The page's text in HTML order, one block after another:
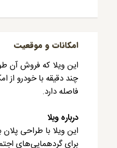
امکانات و موقعیت
چند دقیقه با خودرو از
فاصله دارد.
درباره ویلا
این ویلا با طراحی
برای گردهمایی‌های